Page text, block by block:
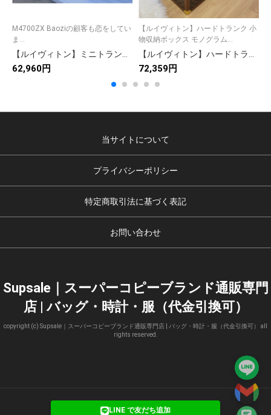
M4700ZX Baoziの顧客も恋をしてい
ま...
【ルイヴィトン】ミニトランク 小物収納ボックス モノグラム柄 上品な雰囲気 コレクションに最適な高級アイテム
62,960円
【ルイヴィトン】ハードトランク 小
物収納ボックス モノグラム...
【ルイヴィトン】ハードトランク 小物収納ボックス モノグラムカンバス製 上品な雰囲気 高級感のある逸品
72,359円
当サイトについて
プライバシーポリシー
特定商取引法に基づく表記
お問い合わせ
Supsale｜スーパーコピーブランド通販専門
店 | バッグ・時計・服（代金引換可）
copyright (c) Supsale｜スーパーコピーブランド通販専門店 | バッグ・時計・服（代金引換可） all
rights reserved.
LINE で友だち追加